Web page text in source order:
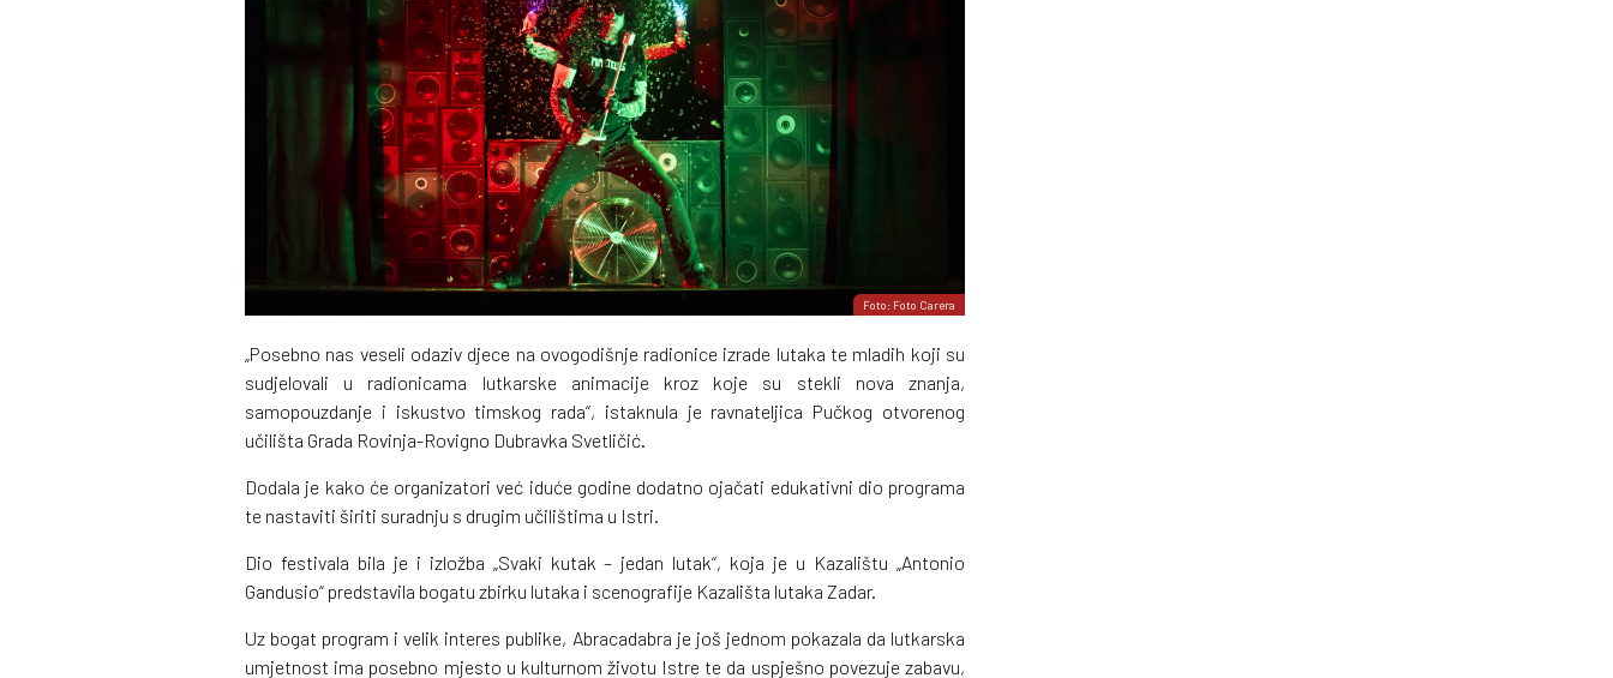
Foto: Foto Carera
„Posebno nas veseli odaziv djece na ovogodišnje radionice izrade lutaka te mladih koji su
sudjelovali u radionicama lutkarske animacije kroz koje su stekli nova znanja,
samopouzdanje i iskustvo timskog rada“, istaknula je ravnateljica Pučkog otvorenog
učilišta Grada Rovinja-Rovigno Dubravka Svetličić.
Dodala je kako će organizatori već iduće godine dodatno ojačati edukativni dio programa
te nastaviti širiti suradnju s drugim učilištima u Istri.
Dio festivala bila je i izložba „Svaki kutak – jedan lutak“, koja je u Kazalištu „Antonio
Gandusio“ predstavila bogatu zbirku lutaka i scenografije Kazališta lutaka Zadar.
Uz bogat program i velik interes publike, Abracadabra je još jednom pokazala da lutkarska
umjetnost ima posebno mjesto u kulturnom životu Istre te da uspješno povezuje zabavu,